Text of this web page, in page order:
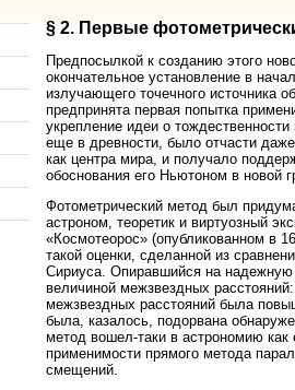
§ 2. Первые
Предпосылкой к созданию этого
окончательное установление в
излучающего точечного источника
предпринята первая попытка
укрепление идеи о
еще в древности, было отчасти
как центра мира, и получало
обоснования его Ньютоном в новой
Фотометрический метод был
астроном, теоретик и виртуозный
«Космотеорос» (опубликованном в
такой оценки, сделанной из
Сириуса. Опиравшийся на надежную
величиной межзвездных
межзвездных расстояний была
была, казалось, подорвана
метод вошел-таки в астрономию
применимости прямого метода
смещений.